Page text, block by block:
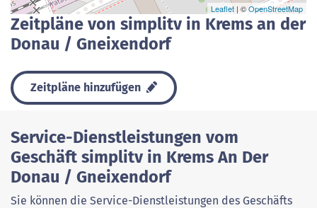
Leaflet | ©OpenStreetMap
Zeitpläne von simplitv in Krems an der
Donau / Gneixendorf
Zeitpläne hinzufügen
Service-Dienstleistungen vom
Geschäft simplitv in Krems An Der
Donau / Gneixendorf
Sie können die Service-Dienstleistungen des Geschäfts